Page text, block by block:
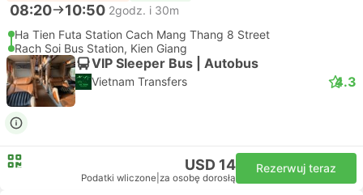
08:20 10:50 2godz. i 30m
Ha Tien Futa Station Cach Mang Thang 8 Street
Rach Soi Bus Station, Kien Giang
VIP Sleeper Bus | Autobus
Vietnam Transfers 4.3
USD 14
Podatki wliczone za osobę dorosłą
Rezerwuj teraz